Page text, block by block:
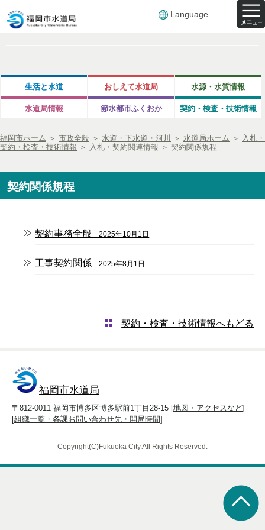
Language
生活と水道 おしえて水道局 水源・水質情報
水道局情報 節水都市ふくおか 契約・検査・技術情報
福岡市ホーム ＞ 市政全般 ＞ 水道・下水道・河川 ＞ 水道局ホーム ＞ 入札・
契約・検査・技術情報 ＞ 入札・契約関連情報 ＞ 契約関係規程
契約関係規程
契約事務全般 2025年10月1日
工事契約関係 2025年8月1日
契約・検査・技術情報へもどる
福岡市水道局
〒812-0011 福岡市博多区博多駅前1丁目28-15 [地図・アクセスなど]
[組織一覧・各課お問い合わせ先・開局時間]
Copyright(C)Fukuoka City.All Rights Reserved.